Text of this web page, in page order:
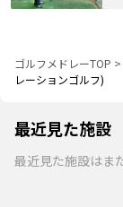
ゴルフメドレーTOP >
レーションゴルフ)
最近見た施設
最近見た施設はま